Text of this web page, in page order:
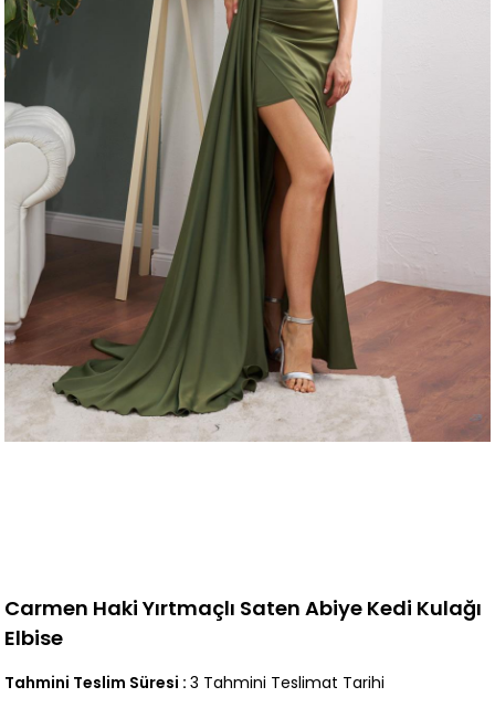
Carmen Haki Yırtmaçlı Saten Abiye Kedi Kulağı
Elbise
Tahmini Teslim Süresi : 3 Tahmini Teslimat Tarihi